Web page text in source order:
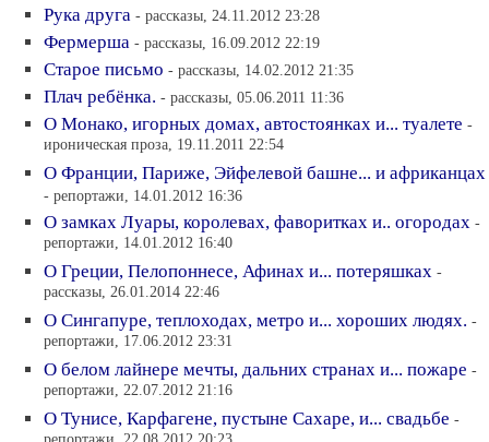
Рука друга - рассказы, 24.11.2012 23:28
Фермерша - рассказы, 16.09.2012 22:19
Старое письмо - рассказы, 14.02.2012 21:35
Плач ребёнка. - рассказы, 05.06.2011 11:36
О Монако, игорных домах, автостоянках и... туалете -
ироническая проза, 19.11.2011 22:54
О Франции, Париже, Эйфелевой башне... и африканцах
- репортажи, 14.01.2012 16:36
О замках Луары, королевах, фаворитках и.. огородах -
репортажи, 14.01.2012 16:40
О Греции, Пелопоннесе, Афинах и... потеряшках -
рассказы, 26.01.2014 22:46
О Сингапуре, теплоходах, метро и... хороших людях. -
репортажи, 17.06.2012 23:31
О белом лайнере мечты, дальних странах и... пожаре -
репортажи, 22.07.2012 21:16
О Тунисе, Карфагене, пустыне Сахаре, и... свадьбе -